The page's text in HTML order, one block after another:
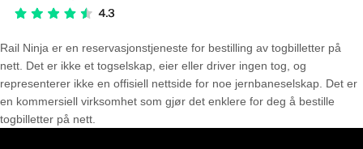
Rail Ninja er en reservasjons­tjeneste for bestilling av togbilletter på
nett. Det er ikke et togselskap, eier eller driver ingen tog, og
representerer ikke en offisiell nettside for noe jernbaneselskap. Det er
en kommersiell virksomhet som gjør det enklere for deg å bestille
togbilletter på nett.